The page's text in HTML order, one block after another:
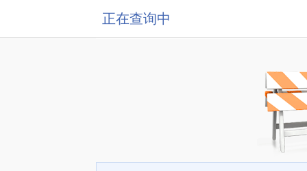
正在查询中